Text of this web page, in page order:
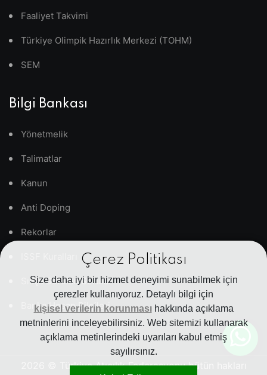
Çerez Politikası
Size daha iyi bir hizmet deneyimi sunabilmek için
çerezler kullanıyoruz. Detaylı bilgi için
kişisel verilerin korunmasıhakkında açıklama
metninlerini inceleyebilirsiniz. Web sitemizi kullanarak
açıklama metinlerindeki uyarıları kabul etmiş
sayılırsınız.
Faaliyet Takvimi
Türkiye Olimpik Hazırlık Merkezi (TOHM)
SEM
Bilgi Bankası
Yönetmelik
Talimatlar
Kanun
Anti Doping
Rekorlar
Sıkça Sorulan Sorular
Banka Hesap Bilgileri
© Türkiye Atıcılık Federasyonu bütün hakları